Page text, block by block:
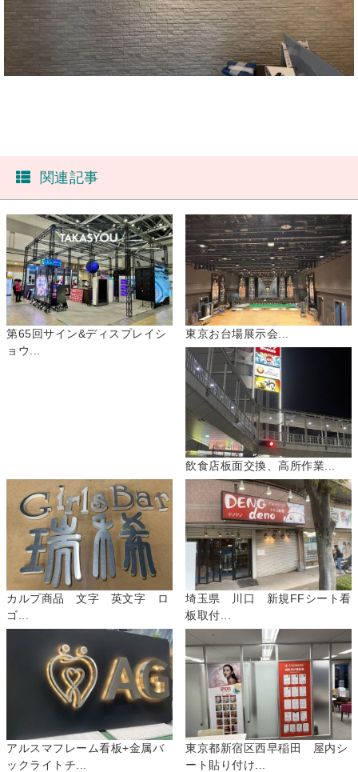
関連記事
第65回サイン&ディスプレイシ
ョウ...
東京お台場展示会...
飲食店板面交換、高所作業...
カルプ商品 文字 英文字 ロ
ゴ...
埼玉県 川口 新規FFシート看
板取付...
アルスマフレーム看板+金属バ
ックライトチ...
東京都新宿区西早稲田 屋内シ
ート貼り付け...